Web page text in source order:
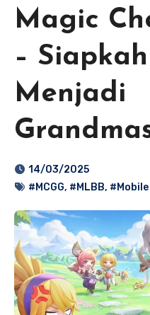
Magic
–
Menjadi
14/03/2025
#MCGG, #MLBB,